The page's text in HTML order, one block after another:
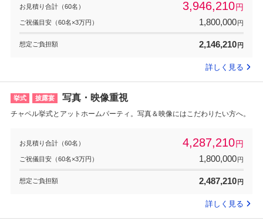
お見積り合計（60名） 3,946,210円
ご祝儀目安（60名×3万円） 1,800,000円
想定ご負担額 2,146,210 円
詳しく見る
挙式 披露宴 写真・映像重視
チャペル挙式とアットホームパーティ。写真＆映像にはこだわりたい方へ。
お見積り合計（60名） 4,287,210円
ご祝儀目安（60名×3万円） 1,800,000円
想定ご負担額 2,487,210 円
詳しく見る